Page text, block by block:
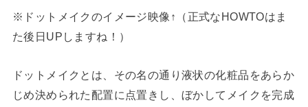
※ドットメイクのイメージ映像↑
（正式なHOWTOはま
た後日UPしますね！）
ドットメイクとは、その名の通り液状の化粧品をあらか
じめ決められた配置に点置きし、ぼかしてメイクを完成